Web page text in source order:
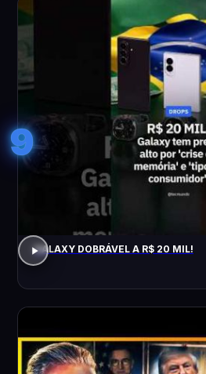
9
GALAXY DOBRÁVEL A R$ 20 MIL!